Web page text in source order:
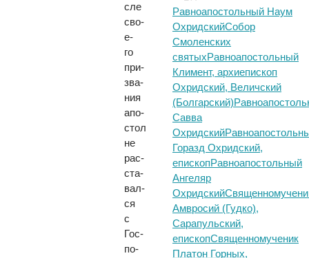
сле
сво­
е­
го
при­
зва­
ния
апо­
стол
не
рас­
ста­
вал­
ся
с
Гос­
по­
Равноапостольный Наум
ОхридскийСобор
Смоленских
святыхРавноапостольный
Климент, архиепископ
Охридский, Величский
(Болгарский)
Савва
Охридский
Горазд Охридский,
епископРавноапостольный
Ангеляр
Охридский
Амвросий (Гудко),
Сарапульский,
епископСвященномученик
Платон Горных,